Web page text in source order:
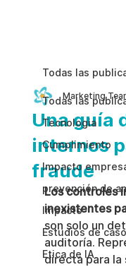
Todas las
Tecnologia
Cumplimiento
Impacto
prevención de
Impacto
Estudios de caso
Etica de IA
Todas las
Una guía
internos
fraude
Marketing
Los controles
inexistentes
son solo un
auditoría.
directa para la